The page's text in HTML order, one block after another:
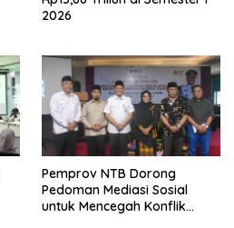
2026
Pemprov NTB Dorong
Pedoman Mediasi Sosial
untuk Mencegah Konflik